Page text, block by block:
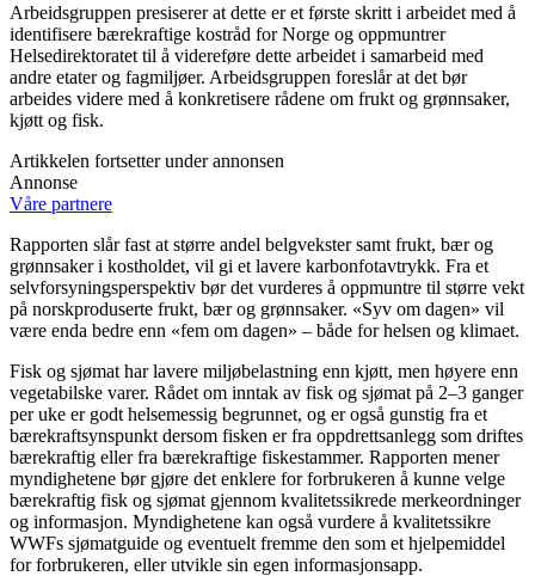
Arbeidsgruppen presiserer at dette er et første skritt i arbeidet med å
identifisere bærekraftige kostråd for Norge og oppmuntrer
Helsedirektoratet til å videreføre dette arbeidet i samarbeid med
andre etater og fagmiljøer. Arbeidsgruppen foreslår at det bør
arbeides videre med å konkretisere rådene om frukt og grønnsaker,
kjøtt og fisk.
Artikkelen fortsetter under annonsen
Annonse
Våre partnere
Rapporten slår fast at større andel belgvekster samt frukt, bær og
grønnsaker i kostholdet, vil gi et lavere karbonfotavtrykk. Fra et
selvforsyningsperspektiv bør det vurderes å oppmuntre til større vekt
på norskproduserte frukt, bær og grønnsaker. «Syv om dagen» vil
være enda bedre enn «fem om dagen» – både for helsen og klimaet.
Fisk og sjømat har lavere miljøbelastning enn kjøtt, men høyere enn
vegetabilske varer. Rådet om inntak av fisk og sjømat på 2–3 ganger
per uke er godt helsemessig begrunnet, og er også gunstig fra et
bærekraftsynspunkt dersom fisken er fra oppdrettsanlegg som driftes
bærekraftig eller fra bærekraftige fiskestammer. Rapporten mener
myndighetene bør gjøre det enklere for forbrukeren å kunne velge
bærekraftig fisk og sjømat gjennom kvalitetssikrede merkeordninger
og informasjon. Myndighetene kan også vurdere å kvalitetssikre
WWFs sjømatguide og eventuelt fremme den som et hjelpemiddel
for forbrukeren, eller utvikle sin egen informasjonsapp.